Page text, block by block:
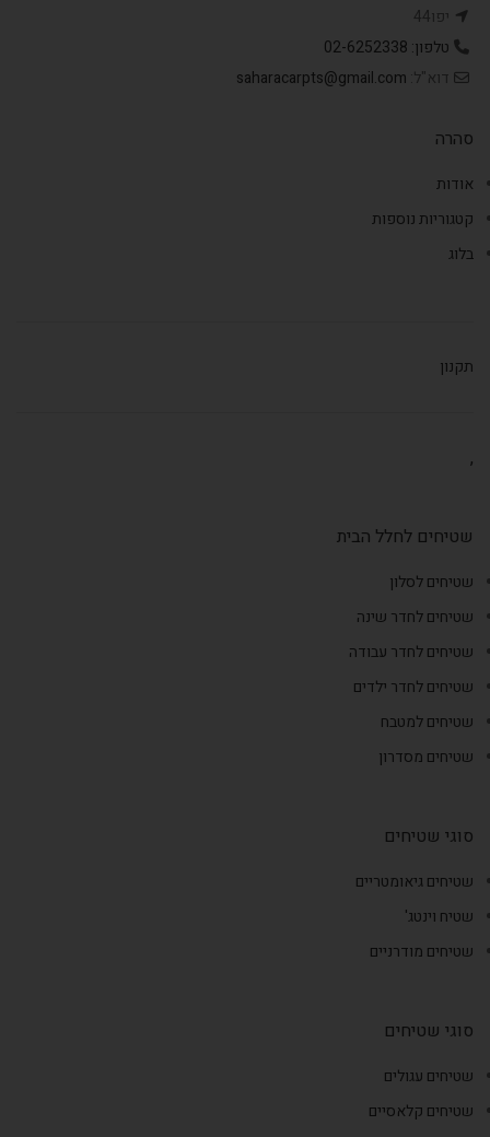
יפו44
טלפון: 02-6252338
דוא"ל: saharacarpts@gmail.com
סהרה
אודות
קטגוריות נוספות
בלוג
תקנון
,
שטיחים לחלל הבית
שטיחים לסלון
שטיחים לחדר שינה
שטיחים לחדר עבודה
שטיחים לחדר ילדים
שטיחים למטבח
שטיחים מסדרון
סוגי שטיחים
שטיחים גיאומטריים
שטיח וינטג'
שטיחים מודרניים
סוגי שטיחים
שטיחים עגולים
שטיחים קלאסיים